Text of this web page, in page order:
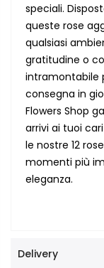
speciali.
queste rose
qualsiasi
gratitudine o
intramontabile
consegna in
Flowers Shop
arrivi ai tuoi
le nostre 12
momenti più
eleganza.
Delivery